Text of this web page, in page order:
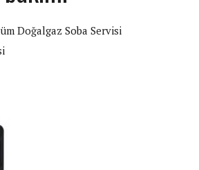
Doğalgaz Soba Servisi